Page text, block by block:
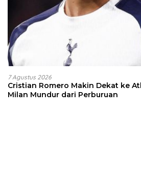
7 Agustus 2026
Cristian Romero Makin Dekat ke
Milan Mundur dari Perburuan